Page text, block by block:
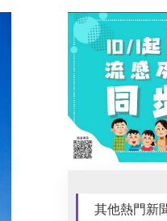
其他熱門新